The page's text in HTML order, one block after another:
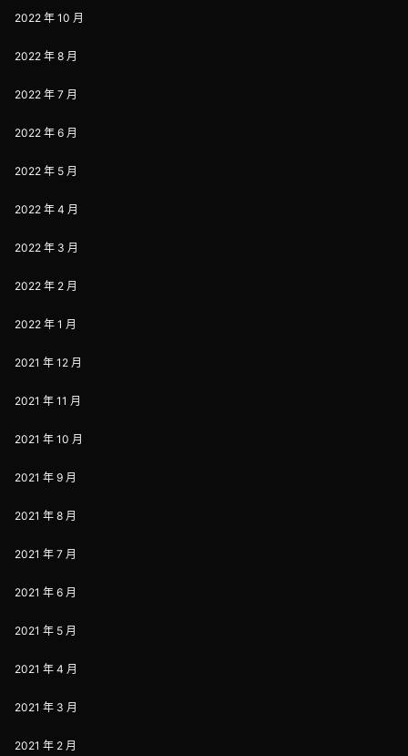
2022 年 10 月
2022 年 8 月
2022 年 7 月
2022 年 6 月
2022 年 5 月
2022 年 4 月
2022 年 3 月
2022 年 2 月
2022 年 1 月
2021 年 12 月
2021 年 11 月
2021 年 10 月
2021 年 9 月
2021 年 8 月
2021 年 7 月
2021 年 6 月
2021 年 5 月
2021 年 4 月
2021 年 3 月
2021 年 2 月